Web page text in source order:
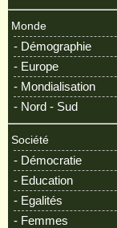
Monde
- Démographie
- Europe
- Mondialisation
- Nord - Sud
Société
- Démocratie
- Education
- Egalités
- Femmes